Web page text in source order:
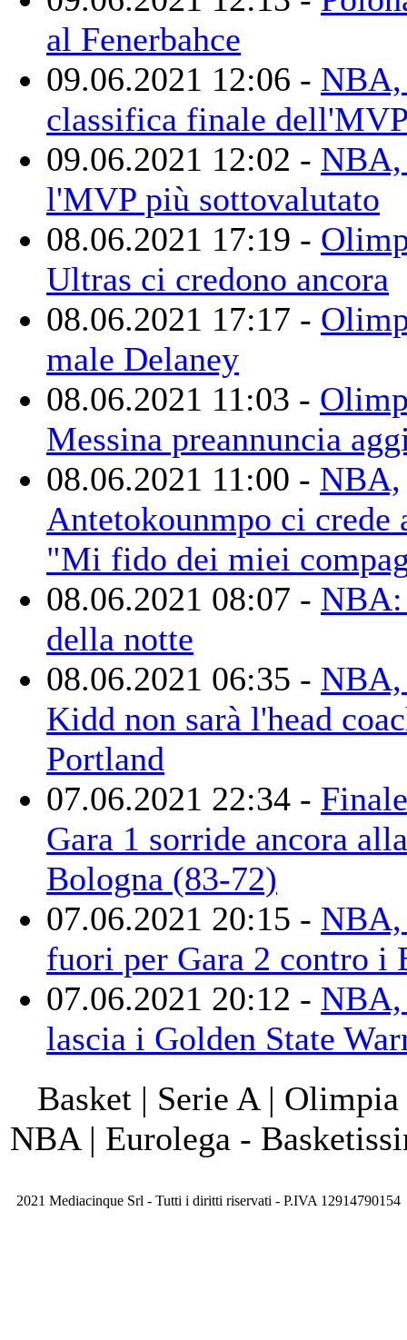
al Fenerbahce
09.06.2021 12:06 -
classifica finale
09.06.2021 12:02 -
l'MVP più sottovalutato
08.06.2021 17:19 -
Ultras ci credono ancora
08.06.2021 17:17 -
male Delaney
08.06.2021 11:03 -
Messina preannuncia
08.06.2021 11:00 - NBA,
Antetokounmpo ci crede
"Mi fido dei miei
08.06.2021 08:07 - NBA:
della notte
08.06.2021 06:35 - NBA,
Kidd non sarà l'head
Portland
07.06.2021 22:34 -
Gara 1 sorride ancora
Bologna (83-72)
07.06.2021 20:15 - NBA,
fuori per Gara 2 contro i
07.06.2021 20:12 -
lascia i Golden State
Basket | Serie A |
NBA | Eurolega -
2021 Mediacinque Srl - Tutti i diritti riservati - P.IVA 12914790154